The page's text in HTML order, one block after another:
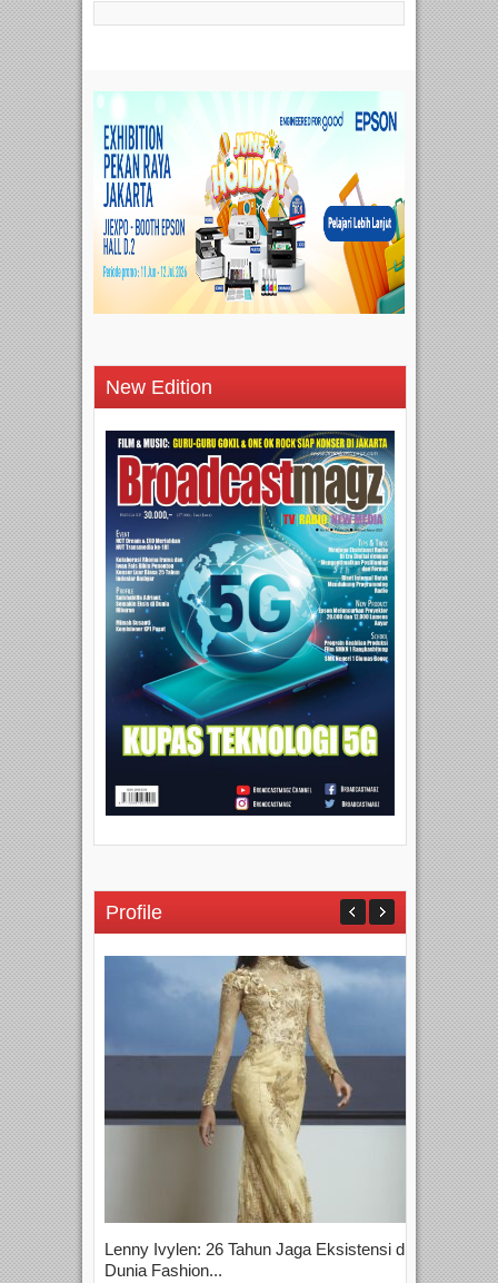
New Edition
Profile
Lenny Ivylen: 26 Tahun Jaga Eksistensi di
Dunia Fashion...